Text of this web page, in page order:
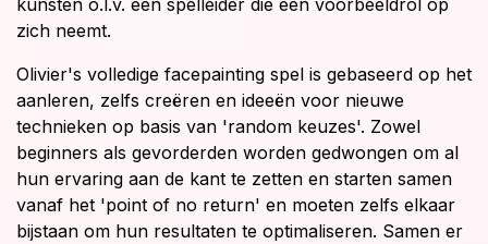
zich neemt.
Olivier's volledige facepainting spel is gebaseerd op het
aanleren, zelfs creëren en ideeën voor nieuwe
technieken op basis van 'random keuzes'. Zowel
beginners als gevorderden worden gedwongen om al
hun ervaring aan de kant te zetten en starten samen
vanaf het 'point of no return' en moeten zelfs elkaar
bijstaan om hun resultaten te optimaliseren. Samen er